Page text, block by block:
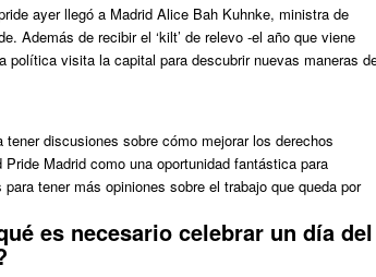
ayer llegó a Madrid Alice Bah Kuhnke, ministra de
Además de recibir el ‘kilt’ de relevo -el año que viene
política visita la capital para descubrir nuevas maneras
discusiones sobre cómo mejorar los derechos
Madrid como una oportunidad fantástica para
tener más opiniones sobre el trabajo que queda por
es necesario celebrar un día del